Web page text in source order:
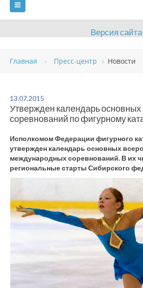
Версия
ГЛАВНАЯ
ВИДЫ СПОРТА
ОБЪЕКТЫ ДОКУМЕНТЫ
ОЦЕНКА КАЧЕСТВА ОБРАЗОВАНИЯ
ПЛАТНЫЕ УСЛУГИ КОНТАКТЫ
Главная Пресс-центр Новости
13.07.2015
Утвержден календарь основных
соревнований по фигурному
Исполкомом Федерации фигурного
утвержден календарь основных
международных соревнований. В их
региональные старты Сибирского